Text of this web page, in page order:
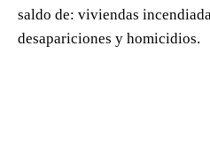
saldo de: viviendas
desapariciones y homicidios.